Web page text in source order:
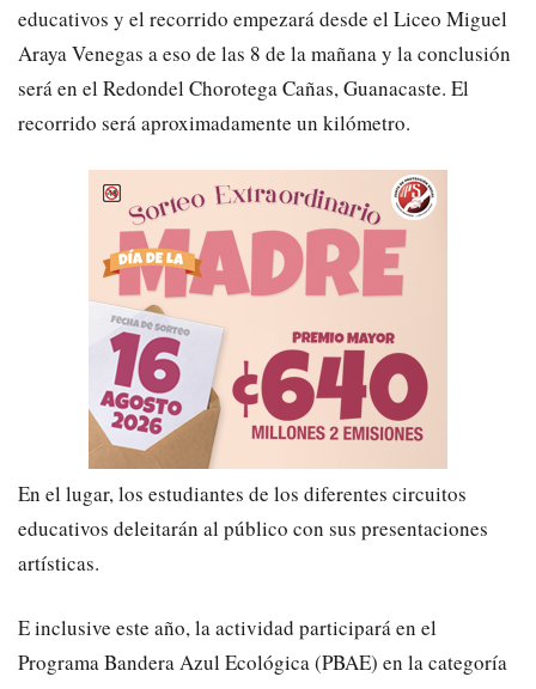
educativos y el recorrido empezará desde el Liceo Miguel
Araya Venegas a eso de las 8 de la mañana y la conclusión
será en el Redondel Chorotega Cañas, Guanacaste. El
recorrido será aproximadamente un kilómetro.
En el lugar, los estudiantes de los diferentes circuitos
educativos deleitarán al público con sus presentaciones
artísticas.
E inclusive este año, la actividad participará en el
Programa Bandera Azul Ecológica (PBAE) en la categoría